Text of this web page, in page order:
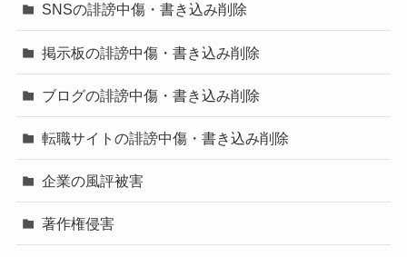
SNSの誹謗中傷・書き込み削除
掲示板の誹謗中傷・書き込み削除
ブログの誹謗中傷・書き込み削除
転職サイトの誹謗中傷・書き込み削除
企業の風評被害
著作権侵害